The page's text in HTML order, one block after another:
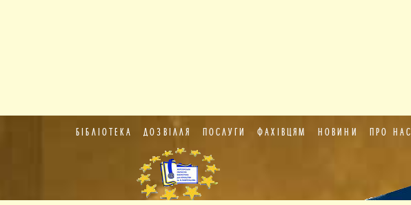
БІБЛІОТЕКА ДОЗВІЛЛЯ ПОСЛУГИ ФАХІВЦЯМ НОВИНИ ПРО НАС